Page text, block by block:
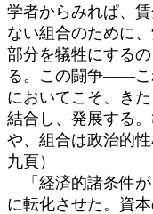
学者からみれぱ、
ない組合のために
部分を犠牲にする
る。この闘争――
においてこそ、き
結合し、発展する
や、組合は政治的
九頁）
「経済的諸条件が
に転化させた。資